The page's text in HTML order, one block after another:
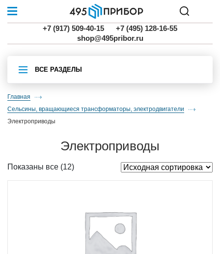
+7 (917) 509-40-15
+7 (495) 128-16-55
shop@495pribor.ru
ВСЕ РАЗДЕЛЫ
Главная
Сельсины, вращающиеся трансформаторы, электродвигатели
электроприводы
электроприводы
Показаны все (12)